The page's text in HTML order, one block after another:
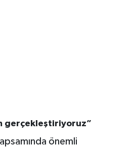
gerçekleştiriyoruz”
önemli